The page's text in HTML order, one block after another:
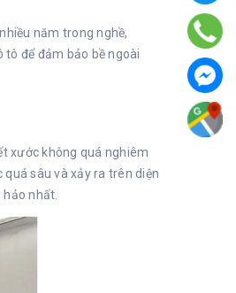
năm trong nghề,
để đảm bảo bề ngoài
xước không quá nghiêm
sâu và xảy ra trên diện
nhất.